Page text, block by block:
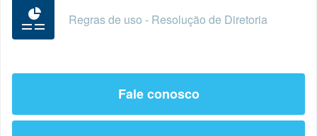
Regras de uso - Resolução de Diretoria
Fale conosco